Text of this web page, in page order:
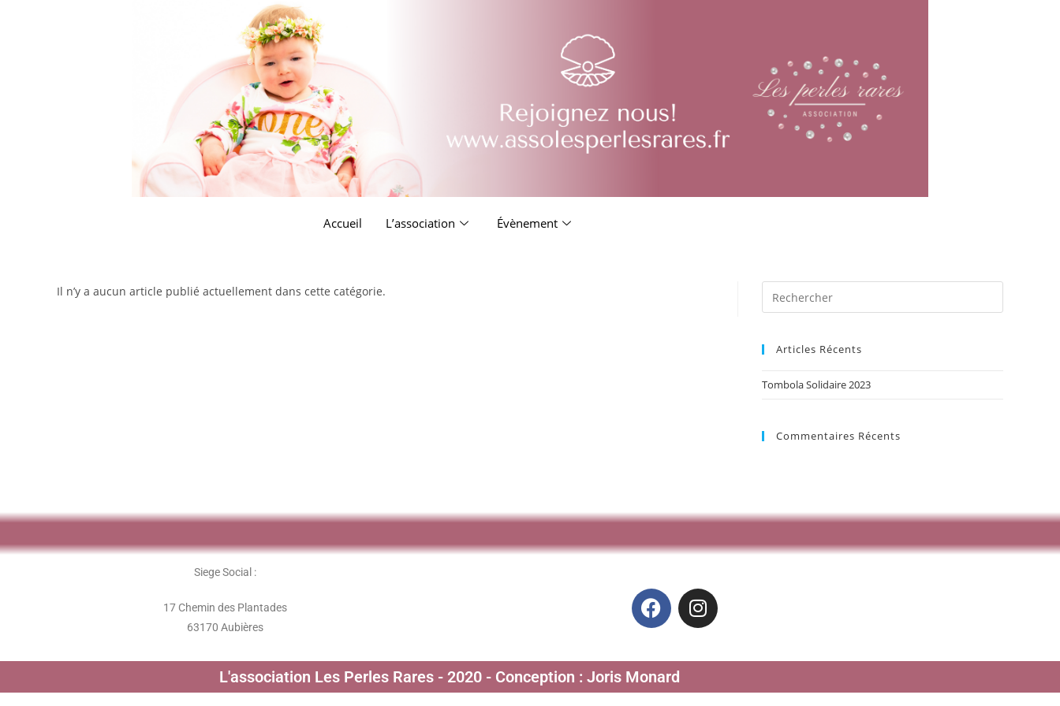
Accueil L’association Évènement
Il n’y a aucun article publié actuellement dans cette catégorie.
Articles Récents
Tombola Solidaire 2023
Commentaires Récents
Siege Social :
17 Chemin des Plantades
63170 Aubières
L'association Les Perles Rares - 2020 - Conception : Joris Monard